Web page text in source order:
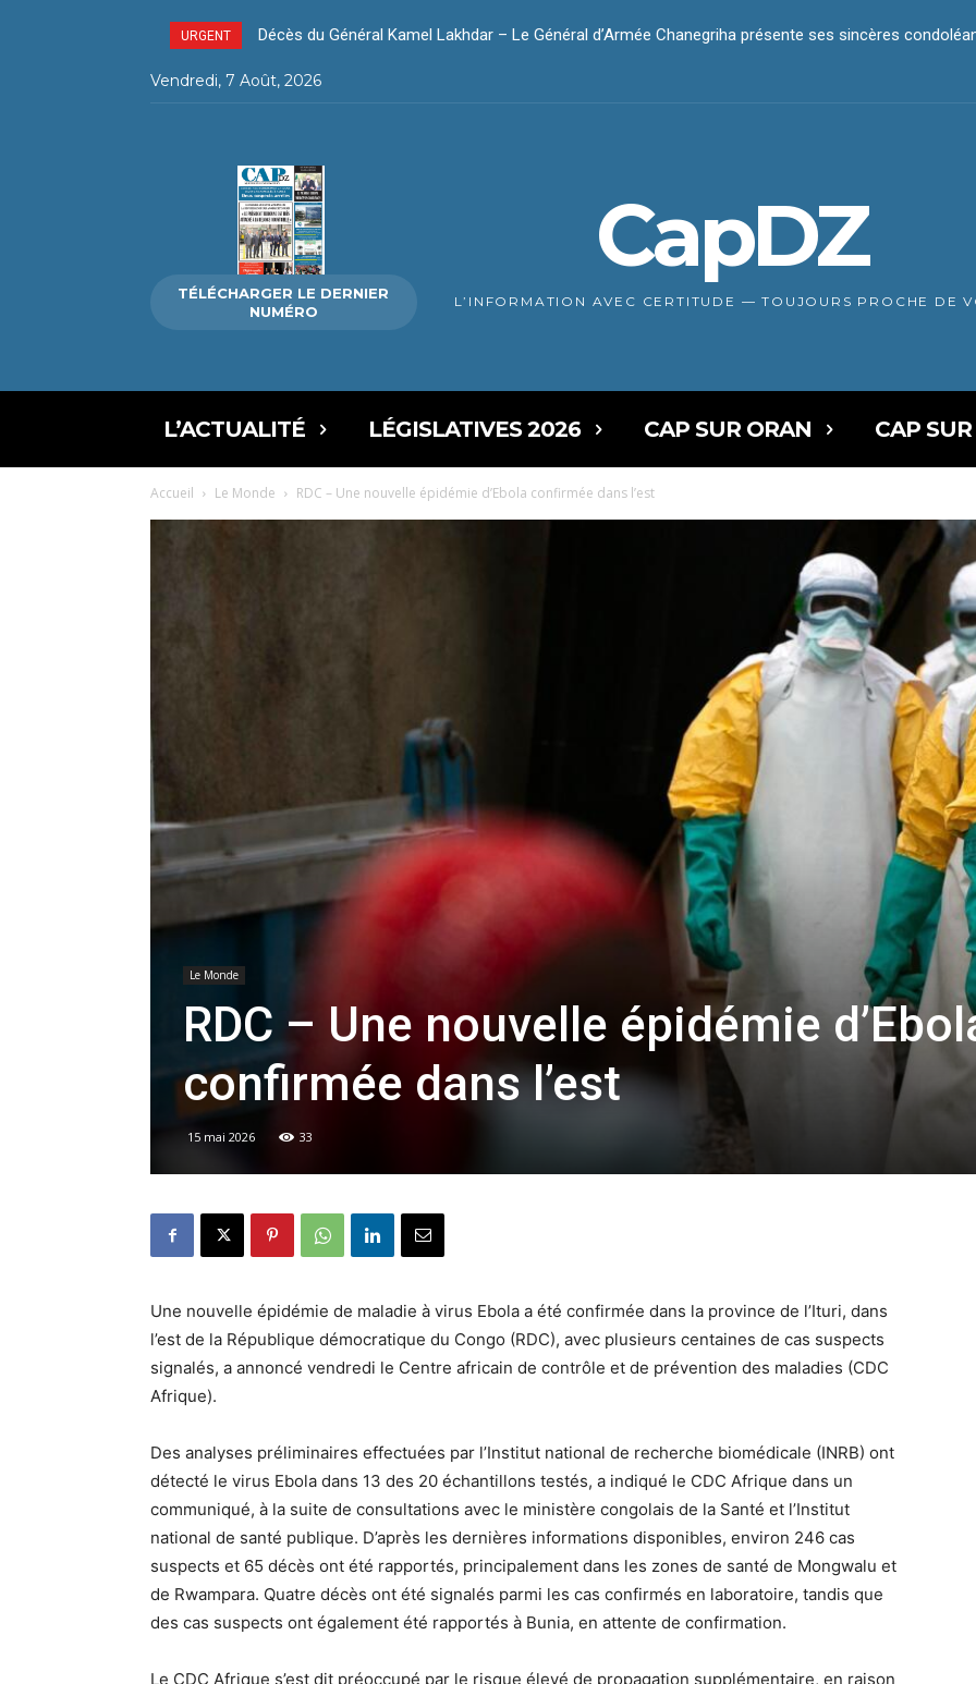
URGENT Décès du Général Kamel Lakhdar – Le Général d’Armée Chanegriha présente ses sincères
Décès du Général Kamel Lakhdar – Le président Tebboune présente ses condoléances
Vendredi, 7 Août, 2026
TÉLÉCHARGER LE DERNIER
NUMÉRO
CapDZ
L’INFORMATION AVEC CERTITUDE — TOUJOURS PROCHE DE
L’ACTUALITÉ LÉGISLATIVES 2026 CAP SUR ORAN CAP
Accueil Le Monde RDC – Une nouvelle épidémie d’Ebola confirmée dans l’est
Le Monde
RDC – Une nouvelle épidémie
confirmée dans l’est
15 mai 2026 33
Une nouvelle épidémie de maladie à virus Ebola a été confirmée dans la province de l’Ituri, dans
l’est de la République démocratique du Congo (RDC), avec plusieurs centaines de cas suspects
signalés, a annoncé vendredi le Centre africain de contrôle et de prévention des maladies (CDC
Afrique).
Des analyses préliminaires effectuées par l’Institut national de recherche biomédicale (INRB) ont
détecté le virus Ebola dans 13 des 20 échantillons testés, a indiqué le CDC Afrique dans un
communiqué, à la suite de consultations avec le ministère congolais de la Santé et l’Institut
national de santé publique. D’après les dernières informations disponibles, environ 246 cas
suspects et 65 décès ont été rapportés, principalement dans les zones de santé de Mongwalu et
de Rwampara. Quatre décès ont été signalés parmi les cas confirmés en laboratoire, tandis que
des cas suspects ont également été rapportés à Bunia, en attente de confirmation.
Le CDC Afrique s’est dit préoccupé par le risque élevé de propagation supplémentaire, en raison